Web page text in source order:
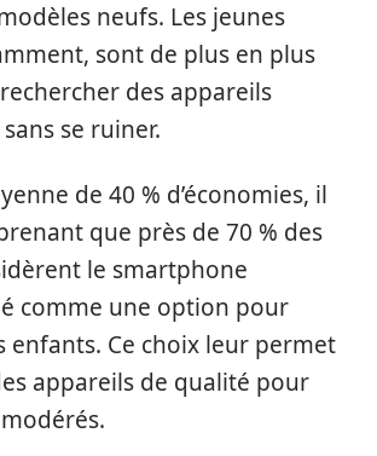
neufs. Les jeunes
sont de plus en plus
des appareils
se ruiner.
de 40 % d’économies, il
que près de 70 % des
le smartphone
comme une option pour
enfants. Ce choix leur permet
appareils de qualité pour